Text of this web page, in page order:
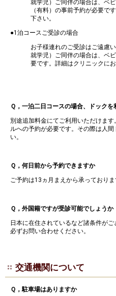
就学児）ご同伴の場合は、ベ
（有料）の事前予約が必要で
下さい。
●1泊コースご受診の場合
お子様連れのご受診はご遠慮
就学児）ご同伴の場合は、ベ
要です。詳細はクリニックに
Ｑ，一泊二日コースの場合、ドック
別途追加料金にてご利用いただけま
ルへの予約が必要です。その際は人
い。
Ｑ，何日前から予約できますか
ご予約は13ヵ月まえから承っておりま
Ｑ，外国籍ですが受診可能でしょうか
日本に在住されているなど諸条件が
必ずお問い合わせください。
交通機関について
Ｑ，駐車場はありますか